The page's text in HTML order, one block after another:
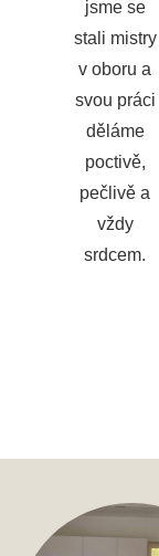
jsme se
stali mistry
v oboru a
svou práci
děláme
poctivě,
pečlivě a
vždy
srdcem.